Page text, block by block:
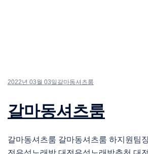
2022년 03월 03일 갈마동셔츠룸
갈마동셔츠룸
갈마동셔츠룸 갈마동셔츠룸 하지원팀